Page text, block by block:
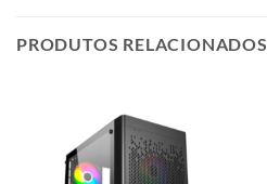
PRODUTOS RELACIONADOS